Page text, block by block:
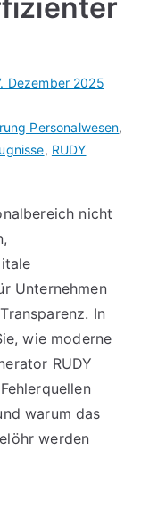
Dezember 2025
Personalwesen,
, RUDY
nicht
Unternehmen
In
wie moderne
RUDY
warum das
werden